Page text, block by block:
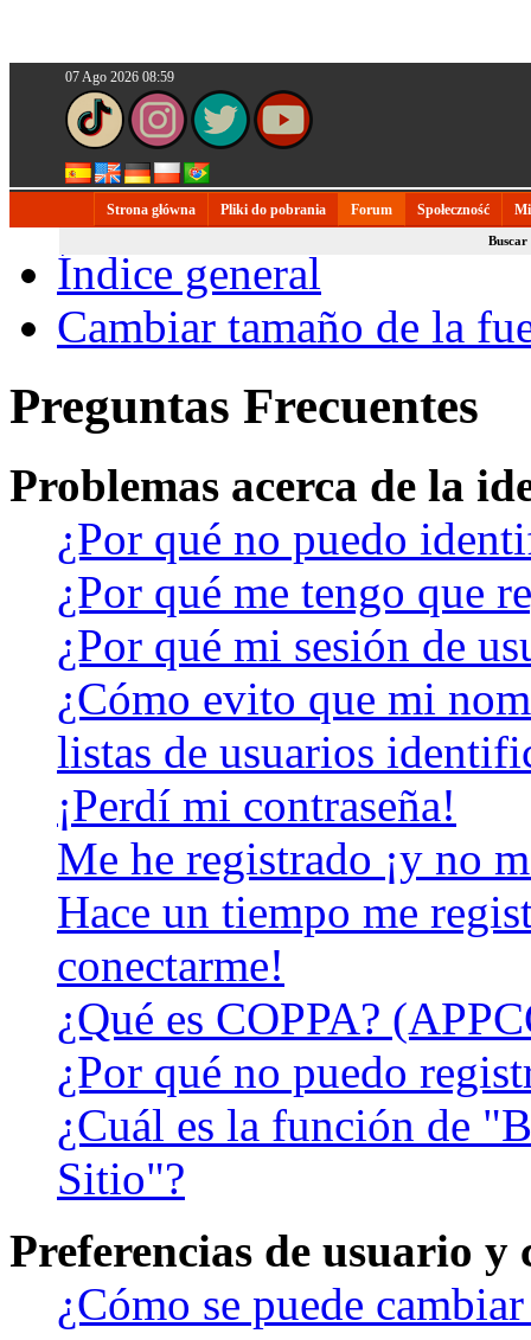
07 Ago 2026 08:59
Strona główna Pliki do pobrania Forum Społeczność
Buscar
Índice general
Cambiar tamaño de la
Preguntas Frecuentes
Problemas acerca de la
¿Por qué no puedo
¿Por qué me tengo que
¿Por qué mi sesión de
¿Cómo evito que mi
listas de usuarios
¡Perdí mi contraseña!
Me he registrado ¡y no
Hace un tiempo me
conectarme!
¿Qué es COPPA?
¿Por qué no puedo
¿Cuál es la función de
Sitio"?
Preferencias de usuario y
¿Cómo se puede